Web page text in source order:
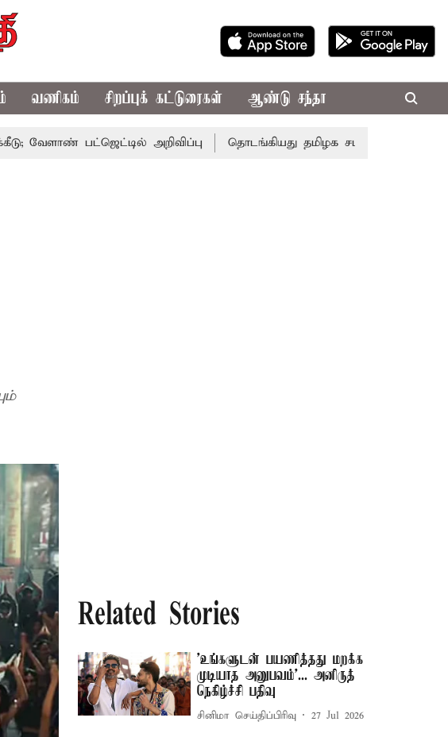
வணிகம் சிறப்புக் கட்டுரைகள் ஆண்டு சந்தா
பட்ஜெட்டில் அறிவிப்பு தொடங்கியது தமிழக சட்டசபை கூட்டத்தொடர்!
Related Stories
'உங்களுடன் பயணித்தது மறக்க
முடியாத அனுபவம்'... அனிருத்
நெகிழ்ச்சி பதிவு
சினிமா செய்திப்பிரிவு 27 Jul 2026